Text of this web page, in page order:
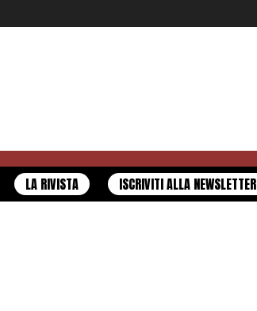
LA RIVISTA ISCRIVITI ALLA NEWSLETTER